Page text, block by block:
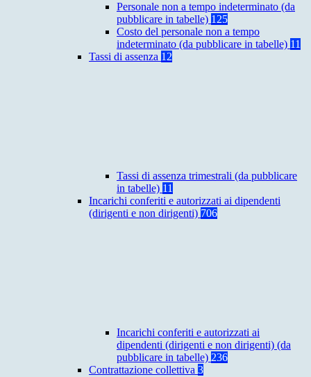
Personale non a tempo indeterminato (da
pubblicare in tabelle) 125
Costo del personale non a tempo
indeterminato (da pubblicare in tabelle) 11
Tassi di assenza 12
Tassi di assenza trimestrali (da pubblicare
in tabelle) 11
Incarichi conferiti e autorizzati ai dipendenti
(dirigenti e non dirigenti) 706
Incarichi conferiti e autorizzati ai
dipendenti (dirigenti e non dirigenti) (da
pubblicare in tabelle) 236
Contrattazione collettiva 3